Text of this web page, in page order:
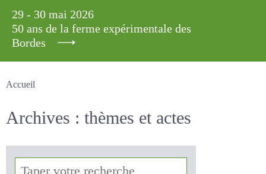
29 - 30 mai 2026
50 ans de la ferme expérimentale des
Bordes
Accueil
Archives : thèmes et actes